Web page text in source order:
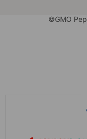
©GMO